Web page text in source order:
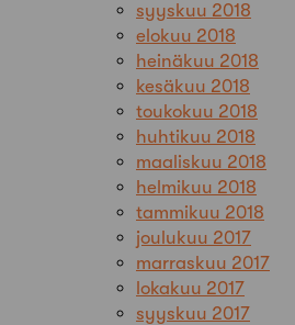
syyskuu 2018
elokuu 2018
heinäkuu 2018
kesäkuu 2018
toukokuu 2018
huhtikuu 2018
maaliskuu 2018
helmikuu 2018
tammikuu 2018
joulukuu 2017
marraskuu 2017
lokakuu 2017
syyskuu 2017